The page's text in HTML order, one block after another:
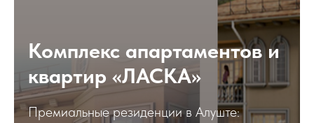
Комплекс апартаментов и
квартир «ЛАСКА»
Премиальные резиденции в Алуште: